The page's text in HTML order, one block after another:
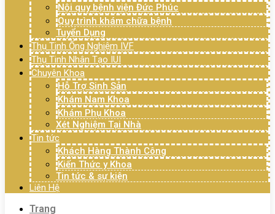
Nội quy bệnh viện Đức Phúc
Quy trình khám chữa bệnh
Tuyển Dụng
Thụ Tinh Ống Nghiệm IVF
Thụ Tinh Nhân Tạo IUI
Chuyên Khoa
Hỗ Trợ Sinh Sản
Khám Nam Khoa
Khám Phụ Khoa
Xét Nghiệm Tại Nhà
Tin tức
Khách Hàng Thành Công
Kiến Thức y Khoa
Tin tức & sự kiện
Liên Hệ
Trang